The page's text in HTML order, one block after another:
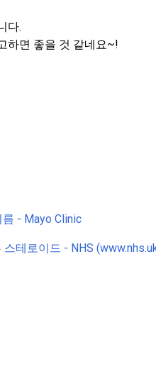
다.
하면 좋을 것 같네요~!
- Mayo Clinic
테로이드 - NHS